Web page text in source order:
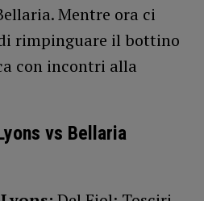
Mentre ora ci
rimpinguare il bottino
con incontri alla
vs Bellaria